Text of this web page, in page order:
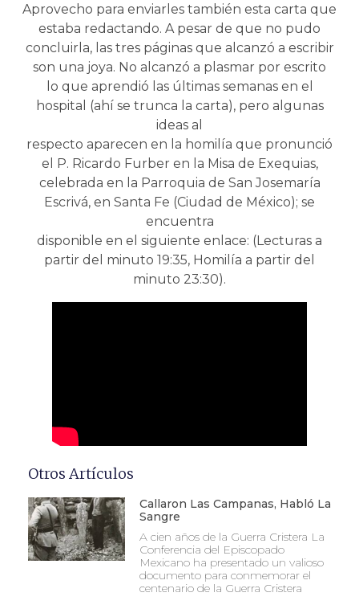
Aprovecho para enviarles también esta carta que
estaba redactando. A pesar de que no pudo
concluirla, las tres páginas que alcanzó a escribir
son una joya. No alcanzó a plasmar por escrito
lo que aprendió las últimas semanas en el
hospital (ahí se trunca la carta), pero algunas
ideas al
respecto aparecen en la homilía que pronunció
el P. Ricardo Furber en la Misa de Exequias,
celebrada en la Parroquia de San Josemaría
Escrivá, en Santa Fe (Ciudad de México); se
encuentra
disponible en el siguiente enlace: (Lecturas a
partir del minuto 19:35, Homilía a partir del
minuto 23:30).
Otros Artículos
Callaron Las Campanas, Habló La
Sangre
A cien años de la Guerra Cristera La
Conferencia del Episcopado
Mexicano ha presentado un valioso
documento para conmemorar el
centenario de la Guerra Cristera